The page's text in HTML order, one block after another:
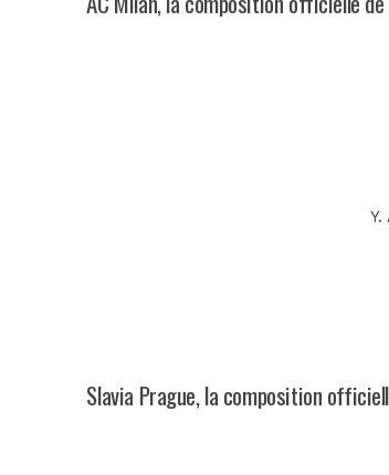
Slavia Prague, la composition